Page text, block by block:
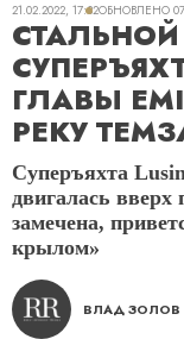
21.02.2022, 17:32ОБНОВЛЕНО
ГЛАВЫ
РЕКУ
Суперъяхта
двигалась вверх
замечена,
крылом»
ВЛАД ЗОЛОВ